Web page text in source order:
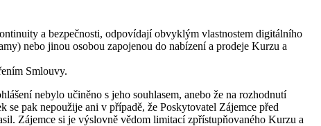
a bezpečnosti, odpovídají obvyklým vlastnostem digitálního
nebo jinou osobou zapojenou do nabízení a prodeje Kurzu a
Smlouvy.
nebylo učiněno s jeho souhlasem, anebo že na rozhodnutí
pak nepoužije ani v případě, že Poskytovatel Zájemce před
Zájemce si je výslovně vědom limitací zpřístupňovaného Kurzu a